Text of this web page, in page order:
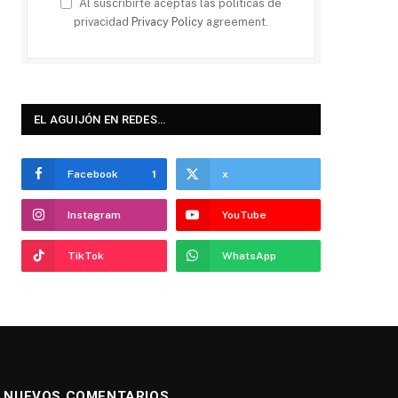
Al suscribirte aceptas las políticas de
privacidad Privacy Policy agreement.
EL AGUIJÓN EN REDES…
Facebook 1 x
Instagram YouTube
TikTok WhatsApp